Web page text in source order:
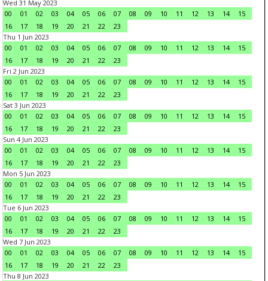
Wed 31 May 2023
00
01 02 03 04 05 06 07 08 09 10 11 12 13 14
15
16
17 18 19 20 21 22
23
Thu 1 Jun 2023
00
01 02 03 04 05 06 07 08 09 10 11 12 13 14
15
16
17 18 19 20 21 22
23
Fri 2 Jun 2023
00
01 02 03 04 05 06 07 08 09 10 11 12 13 14
15
16
17 18 19 20 21 22
23
Sat 3 Jun 2023
00
01 02 03 04 05 06 07 08 09 10 11 12 13 14
15
16
17 18 19 20 21 22
23
Sun 4 Jun 2023
00
01 02 03 04 05 06 07 08 09 10 11 12 13 14
15
16
17 18 19 20 21 22
23
Mon 5 Jun 2023
00
01 02 03 04 05 06 07 08 09 10 11 12 13 14
15
16
17 18 19 20 21 22
23
Tue 6 Jun 2023
00
01 02 03 04 05 06 07 08 09 10 11 12 13 14
15
16
17 18 19 20 21 22
23
Wed 7 Jun 2023
00
01 02 03 04 05 06 07 08 09 10 11 12 13 14
15
16
17 18 19 20 21 22
23
Thu 8 Jun 2023